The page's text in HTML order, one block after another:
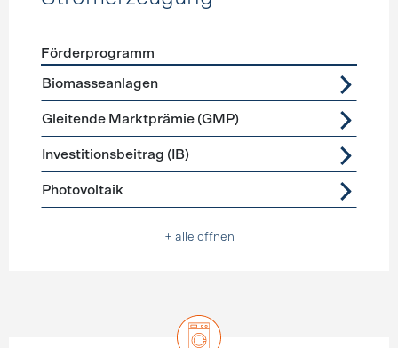
Förderprogramme
Förderprogramm
Biomasseanlagen
Gleitende Marktprämie (GMP)
Investitionsbeitrag (IB)
Photovoltaik
+ alle öffnen